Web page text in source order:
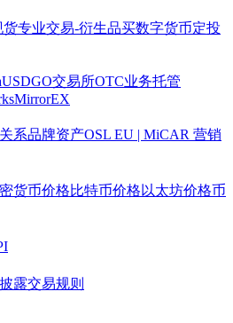
货专业交易-衍生品买数字货币定投
USDGO交易所OTC业务托管
MirrorEX
系品牌资产OSL EU | MiCAR 营销
货币价格比特币价格 以太坊价格币
露交易规则